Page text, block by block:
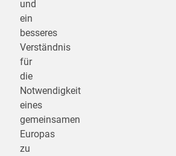
und
ein
besseres
Verständnis
für
die
Notwendigkeit
eines
gemeinsamen
Europas
zu